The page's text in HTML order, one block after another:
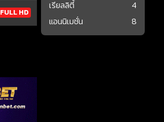
FULL HD
เรียลลิตี้
4
แอนนิเมชั่น
8